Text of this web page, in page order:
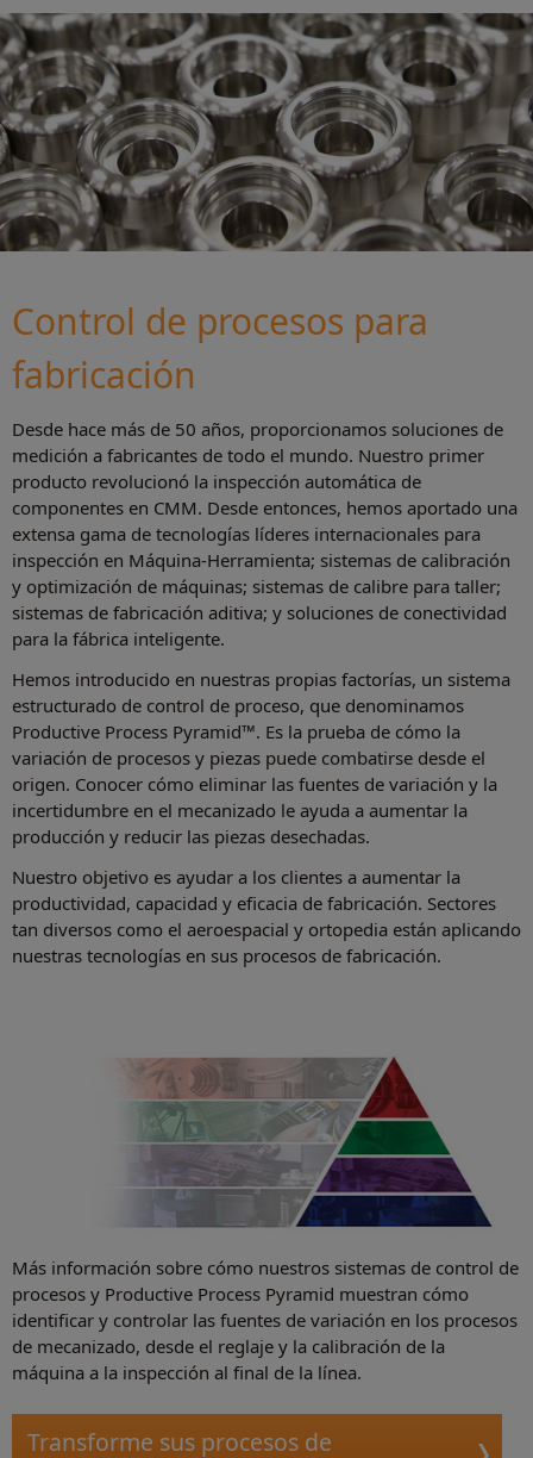
Control de procesos para
fabricación
Desde hace más de 50 años, proporcionamos soluciones de
medición a fabricantes de todo el mundo. Nuestro primer
producto revolucionó la inspección automática de
componentes en CMM. Desde entonces, hemos aportado una
extensa gama de tecnologías líderes internacionales para
inspección en Máquina-Herramienta; sistemas de calibración
y optimización de máquinas; sistemas de calibre para taller;
sistemas de fabricación aditiva; y soluciones de conectividad
para la fábrica inteligente.
Hemos introducido en nuestras propias factorías, un sistema
estructurado de control de proceso, que denominamos
Productive Process Pyramid™. Es la prueba de cómo la
variación de procesos y piezas puede combatirse desde el
origen. Conocer cómo eliminar las fuentes de variación y la
incertidumbre en el mecanizado le ayuda a aumentar la
producción y reducir las piezas desechadas.
Nuestro objetivo es ayudar a los clientes a aumentar la
productividad, capacidad y eficacia de fabricación. Sectores
tan diversos como el aeroespacial y ortopedia están aplicando
nuestras tecnologías en sus procesos de fabricación.
Más información sobre cómo nuestros sistemas de control de
procesos y Productive Process Pyramid muestran cómo
identificar y controlar las fuentes de variación en los procesos
de mecanizado, desde el reglaje y la calibración de la
máquina a la inspección al final de la línea.
Transforme sus procesos de